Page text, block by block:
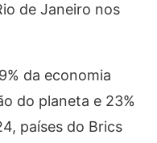
de Janeiro nos
da economia
do planeta e 23%
países do Brics